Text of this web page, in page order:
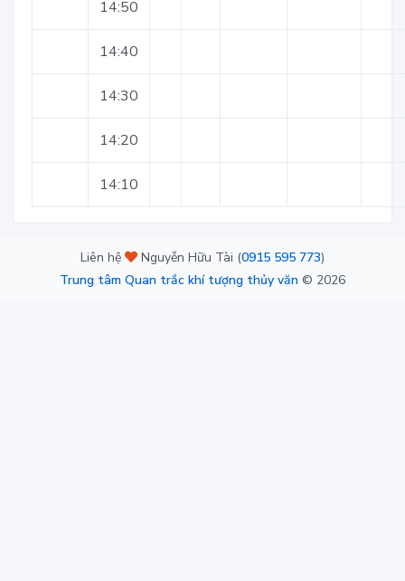
14:50
14:40
14:30
14:20
14:10
Liên hệ Nguyễn Hữu Tài (0915 595 773)
Trung tâm Quan trắc khí tượng thủy văn © 2026